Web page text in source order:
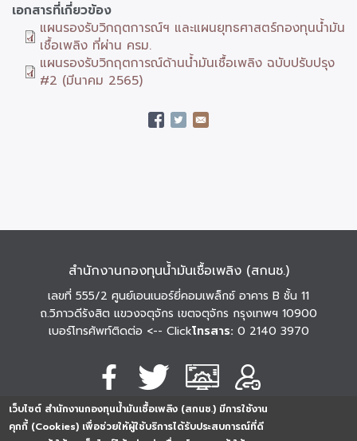
เว็บไซต์ สำนักงานกองทุนน้ำมันเชื้อเพลิง (สกนช.) มีการใช้งาน
คุกกี้ (Cookies) เพื่อช่วยให้ผู้ใช้บริการได้รับประสบการณ์ที่ดี
เอกสารที่เกี่ยวข้อง
แผนรองรับวิกฤตการณ์ฯ และแผนยุทธศาสตร์กองทุนน้ำมัน
เชื้อเพลิง ที่ผ่าน ครม.
แผนรองรับวิกฤตการณ์ด้านน้ำมันเชื้อเพลิง ฉบับปรับปรุง
#2 (มีนาคม 2565)
สำนักงานกองทุนน้ำมันเชื้อเพลิง (สกนช.)
เลขที่ 555/2 ศูนย์เอนเนอร์ยี่คอมเพล็กซ์ อาคาร B ชั้น 11
ถ.วิภาวดีรังสิต แขวงจตุจักร เขตจตุจักร กรุงเทพฯ 10900
เบอร์โทรศัพท์ติดต่อ <-- Clickโทรสาร: 0 2140 3970
นโยบายการคุ้มครอง
นโยบายการรักษาความ